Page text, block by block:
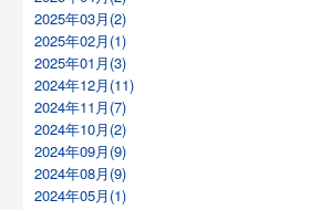
2025年03月(2)
2025年02月(1)
2025年01月(3)
2024年12月(11)
2024年11月(7)
2024年10月(2)
2024年09月(9)
2024年08月(9)
2024年05月(1)